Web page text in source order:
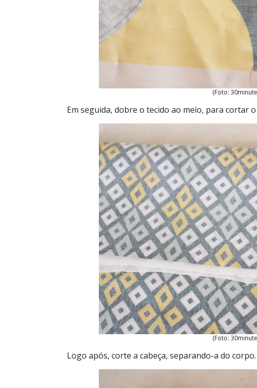
(Foto:
Em seguida, dobre o tecido ao meio, para cortar
(Foto:
Logo após, corte a cabeça, separando-a do corpo.